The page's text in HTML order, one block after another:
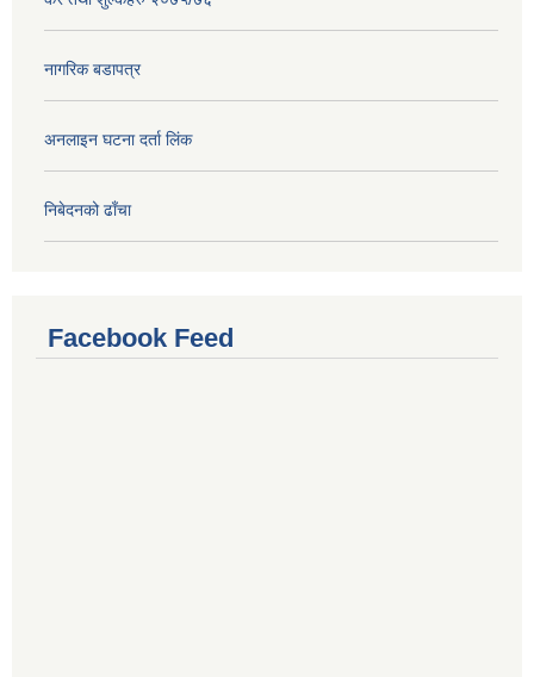
नागरिक बडापत्र
अनलाइन घटना दर्ता लिंक
निबेदनको ढाँचा
Facebook Feed